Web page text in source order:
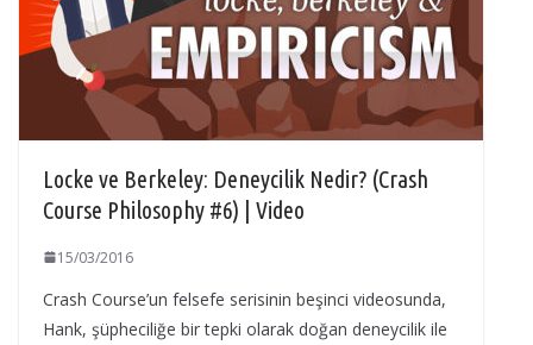
Locke ve Berkeley: Deneycilik Nedir? (Crash
Course Philosophy #6) | Video
15/03/2016
Crash Course’un felsefe serisinin beşinci videosunda,
Hank, şüpheciliğe bir tepki olarak doğan deneycilik ile